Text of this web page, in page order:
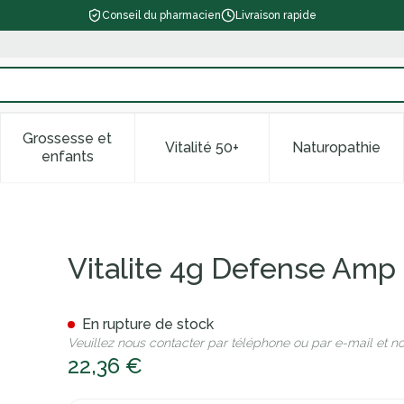
Conseil du pharmacien Livraison rapide
Beauté, soins et hygiène
menu pour la catégorie Régime, alimentation &
Grossesse et
enfantsAfficher le sous-menu pour la catégorie
Vitalité 50+Afficher le sous-menu pour la
Naturopathie
Afficher
Vitalite 4g Defense Amp
22,36 €
En rupture de stock
Veuillez nous contacter par téléphone ou par e-mail et